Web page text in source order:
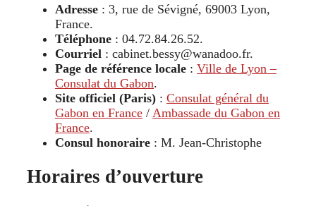
Adresse : 3, rue de Sévigné, 69003 Lyon,
France.
Téléphone : 04.72.84.26.52.
Courriel : cabinet.bessy@wanadoo.fr.
Page de référence locale : Ville de Lyon –
Consulat du Gabon.
Site officiel (Paris) : Consulat général du
Gabon en France / Ambassade du Gabon en
France.
Consul honoraire : M. Jean-Christophe
Horaires d’ouverture